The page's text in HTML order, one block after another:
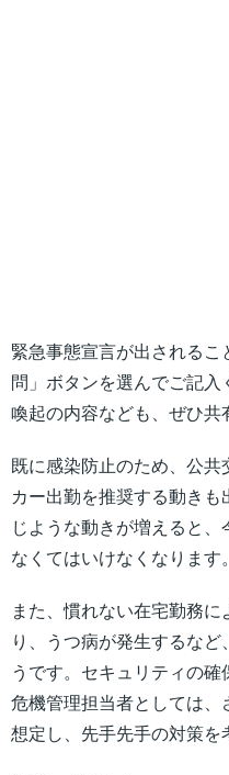
緊急事態宣言が出される
問」ボタンを選んでご記
喚起の内容なども、ぜひ共
既に感染防止のため、公共
カー出勤を推奨する動きも
じような動きが増えると、
なくてはいけなくなります。
また、慣れない在宅勤務
り、うつ病が発生するな
うです。セキュリティの確
危機管理担当者としては、
想定し、先手先手の対策を